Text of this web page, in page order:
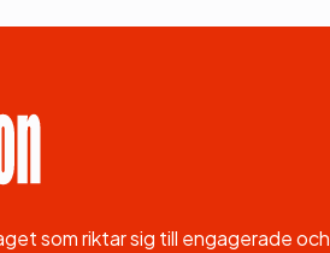
som riktar sig till engagerade och